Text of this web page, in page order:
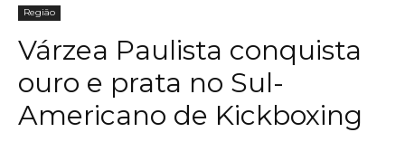
Região
Várzea Paulista conquista
ouro e prata no Sul-
Americano de Kickboxing